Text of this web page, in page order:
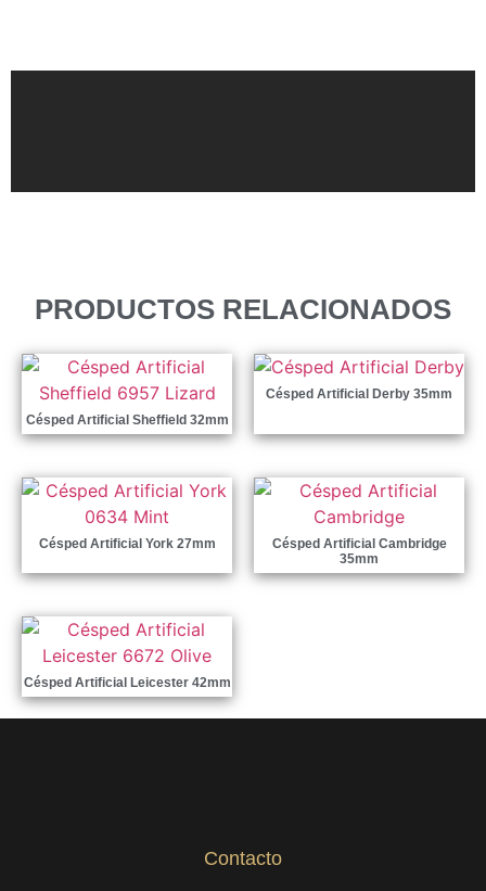
PRODUCTOS RELACIONADOS
Césped Artificial Sheffield 32mm
Césped Artificial Derby 35mm
Césped Artificial York 27mm
Césped Artificial Cambridge
35mm
Césped Artificial Leicester 42mm
Contacto